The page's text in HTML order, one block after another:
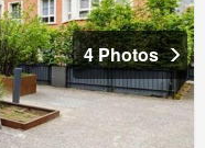
4 Photos